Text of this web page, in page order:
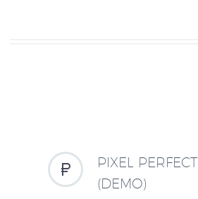


PIXEL PERFECT
(DEMO)